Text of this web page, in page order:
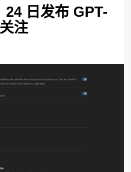
日发布 GPT-
注